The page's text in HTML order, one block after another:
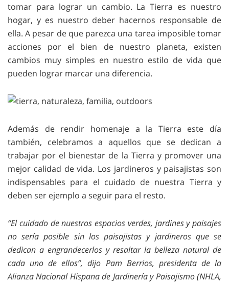
tomar para lograr un cambio. La Tierra es nuestro
hogar, y es nuestro deber hacernos responsable de
ella. A pesar de que parezca una tarea imposible tomar
acciones por el bien de nuestro planeta, existen
cambios muy simples en nuestro estilo de vida que
pueden lograr marcar una diferencia.
Además de rendir homenaje a la Tierra este día
también, celebramos a aquellos que se dedican a
trabajar por el bienestar de la Tierra y promover una
mejor calidad de vida. Los jardineros y paisajistas son
indispensables para el cuidado de nuestra Tierra y
deben ser ejemplo a seguir para el resto.
“El cuidado de nuestros espacios verdes, jardines y paisajes
no sería posible sin los paisajistas y jardineros que se
dedican a engrandecerlos y resaltar la belleza natural de
cada uno de ellos”, dijo Pam Berrios, presidenta de la
Alianza Nacional Hispana de Jardinería y Paisajismo (NHLA,